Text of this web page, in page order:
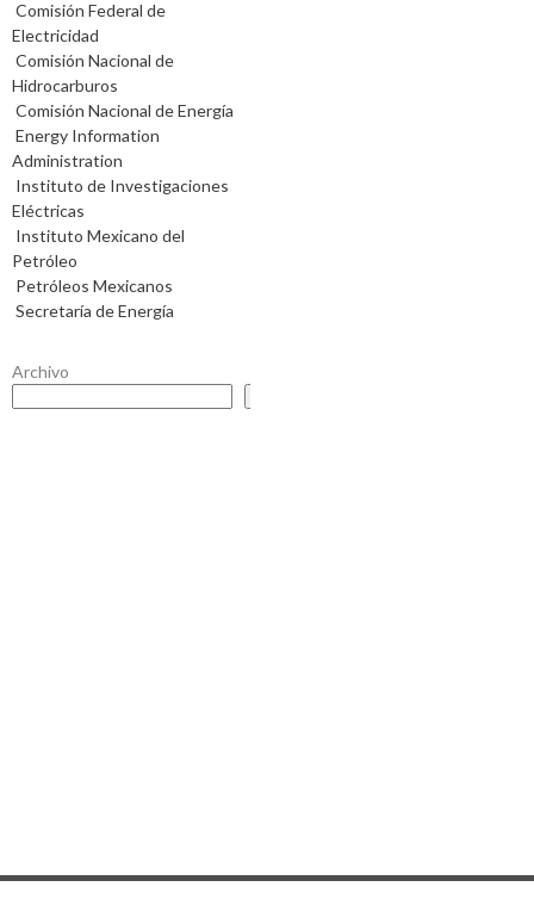
Comisión Federal de
Electricidad
Comisión Nacional de
Hidrocarburos
Comisión Nacional de Energía
Energy Information
Administration
Instituto de Investigaciones
Eléctricas
Instituto Mexicano del
Petróleo
Petróleos Mexicanos
Secretaría de Energía
Archivo